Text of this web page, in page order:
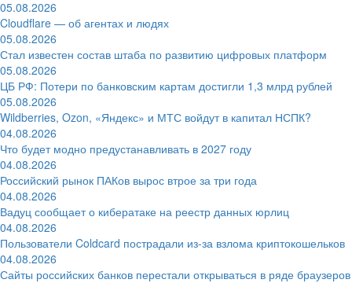
05.08.2026
Cloudflare — об агентах и людях
05.08.2026
Стал известен состав штаба по развитию цифровых платформ
05.08.2026
ЦБ РФ: Потери по банковским картам достигли 1,3 млрд рублей
05.08.2026
Wildberries, Ozon, «Яндекс» и МТС войдут в капитал НСПК?
04.08.2026
Что будет модно предустанавливать в 2027 году
04.08.2026
Российский рынок ПАКов вырос втрое за три года
04.08.2026
Вадуц сообщает о кибератаке на реестр данных юрлиц
04.08.2026
Пользователи Coldcard пострадали из-за взлома криптокошельков
04.08.2026
Сайты российских банков перестали открываться в ряде браузеров